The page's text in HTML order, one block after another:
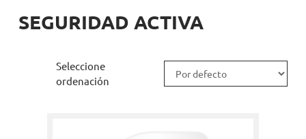
SEGURIDAD ACTIVA
Seleccione
ordenación